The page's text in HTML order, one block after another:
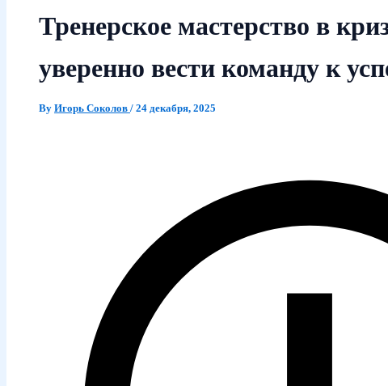
Тренерское мастерство в
уверенно вести команду к
By Игорь Соколов / 24 декабря, 2025